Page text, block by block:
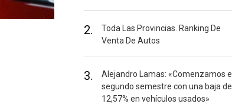
2.
Toda Las Provincias. Ranking De
Venta De Autos
3.
Alejandro Lamas: «Comenzamos el
segundo semestre con una baja del
12,57% en vehículos usados»